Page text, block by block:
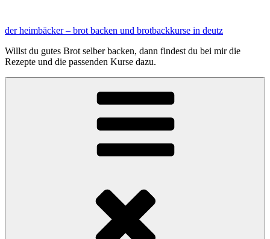
springen
der heimbäcker – brot backen und brotbackkurse in deutz
Willst du gutes Brot selber backen, dann findest du bei mir die
Rezepte und die passenden Kurse dazu.